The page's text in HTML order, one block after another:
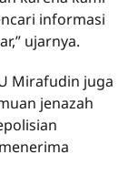
informasi
ujarnya.
Mirafudin juga
jenazah